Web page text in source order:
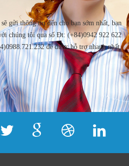
gửi thông tin đến cho bạn sớm nhất, bạn
chúng tôi qua số Đt: (+84)0942 922 622
để được hỗ trợ nhanh nhất.